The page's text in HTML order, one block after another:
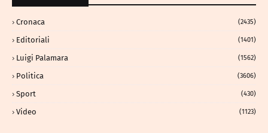
Cronaca (2435)
Editoriali (1401)
Luigi Palamara (1562)
Politica (3606)
Sport (430)
Video (1123)